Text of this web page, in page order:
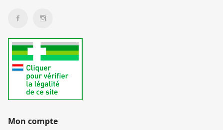
Mon compte